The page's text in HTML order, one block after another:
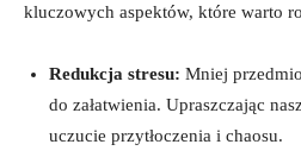
kluczowych aspektów, które warto
Redukcja ⁣stresu: Mniej⁣
do załatwienia. Upraszczając
uczucie przytłoczenia i chaosu.